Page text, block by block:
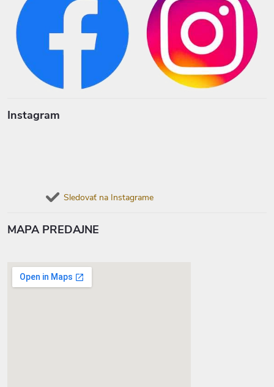
Instagram
Sledovať na Instagrame
MAPA PREDAJNE